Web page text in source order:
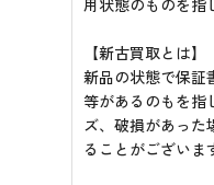
用状態のものを指
【新古買取とは】
新品の状態で保証
等があるのもを指
ズ、破損があった
ることがございま